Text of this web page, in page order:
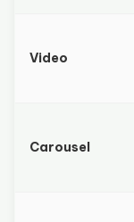
Video
Carousel